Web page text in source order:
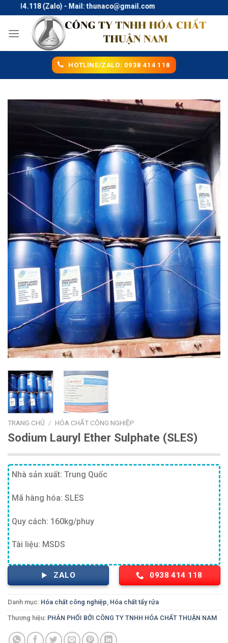
to
content
(Zalo) - Mail: thunaco@gmail.com
HOTLINE/ZALO: 0938 414 118
TRANG CHỦ / HÓA CHẤT CÔNG NGHIỆP
Sodium Lauryl Ether Sulphate (SLES)
Nhà sản xuất: Trung Quốc
Mã hàng hóa: SLES
Quy cách: 160kg/phuy
Tài liệu: MSDS
ZALO 0938 414 118
Danh mục: Hóa chất công nghiệp Hóa chất tẩy rửa
Thương hiệu: PHÂN PHỐI BỞI CÔNG TY TNHH HÓA CHẤT THUẬN NAM